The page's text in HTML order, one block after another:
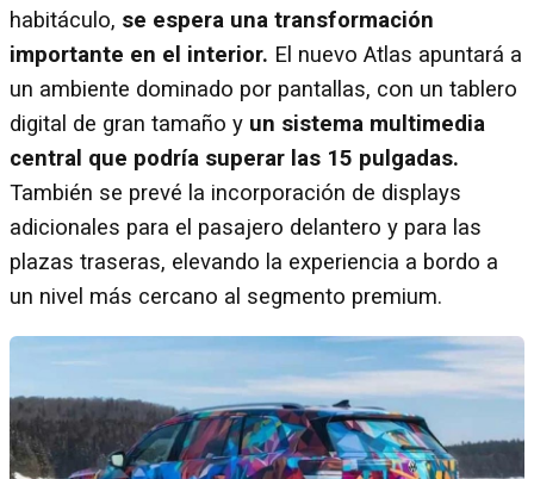
habitáculo, se espera una transformación
importante en el interior. El nuevo Atlas apuntará a
un ambiente dominado por pantallas, con un tablero
digital de gran tamaño y un sistema multimedia
central que podría superar las 15 pulgadas.
También se prevé la incorporación de displays
adicionales para el pasajero delantero y para las
plazas traseras, elevando la experiencia a bordo a
un nivel más cercano al segmento premium.